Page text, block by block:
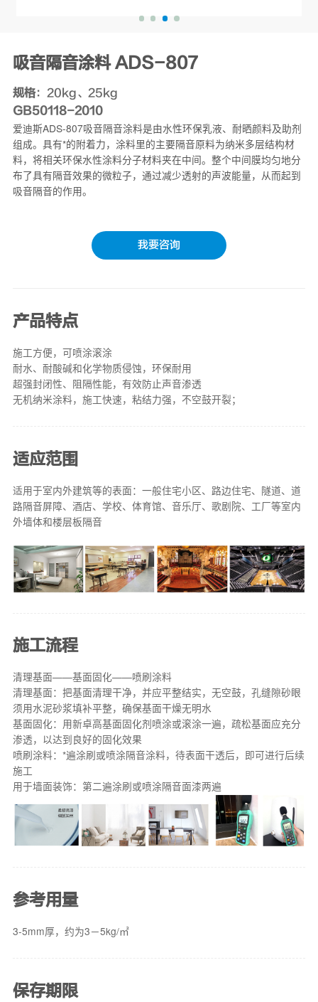
吸音隔音涂料 ADS-807
规格：20kg、25kg
GB50118-2010
爱迪斯ADS-807吸音隔音涂料是由水性环保乳液、耐晒颜料及助剂
组成。具有*的附着力，涂料里的主要隔音原料为纳米多层结构材
料，将相关环保水性涂料分子材料夹在中间。整个中间膜均匀地分
布了具有隔音效果的微粒子，通过减少透射的声波能量，从而起到
吸音隔音的作用。
我要咨询
产品特点
施工方便，可喷涂滚涂
耐水、耐酸碱和化学物质侵蚀，环保耐用
超强封闭性、阻隔性能，有效防止声音渗透
无机纳米涂料，施工快速，粘结力强，不空鼓开裂；
适应范围
适用于室内外建筑等的表面：一般住宅小区、路边住宅、隧道、道
路隔音屏障、酒店、学校、体育馆、音乐厅、歌剧院、工厂等室内
外墙体和楼层板隔音
施工流程
清理基面——基面固化——喷刷涂料
清理基面：把基面清理干净，并应平整结实，无空鼓，孔缝隙砂眼
须用水泥砂浆填补平整，确保基面干燥无明水
基面固化：用新卓高基面固化剂喷涂或滚涂一遍，疏松基面应充分
渗透，以达到良好的固化效果
喷刷涂料：*遍涂刷或喷涂隔音涂料，待表面干透后，即可进行后续
施工
用于墙面装饰：第二遍涂刷或喷涂隔音面漆两遍
参考用量
3-5mm厚，约为3－5kg/㎡
保存期限